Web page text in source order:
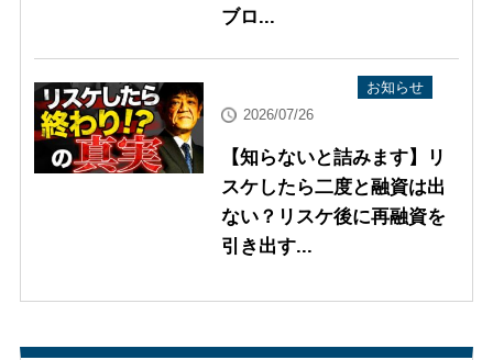
ブロ...
お知らせ
2026/07/26
【知らないと詰みます】リ
スケしたら二度と融資は出
ない？リスケ後に再融資を
引き出す...